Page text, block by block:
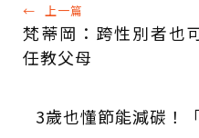
← 上一篇
梵蒂岡：跨性別者也
任教父母
3歲也懂節能減碳！